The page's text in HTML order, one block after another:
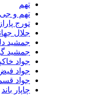
تهم و جی دال
تورج پارازیت
جلال جهانی
جمشید دلشادی
جمشید گرکانی
جواد خاکپور
جواد فیض
جواد قسمت
چاپار باند